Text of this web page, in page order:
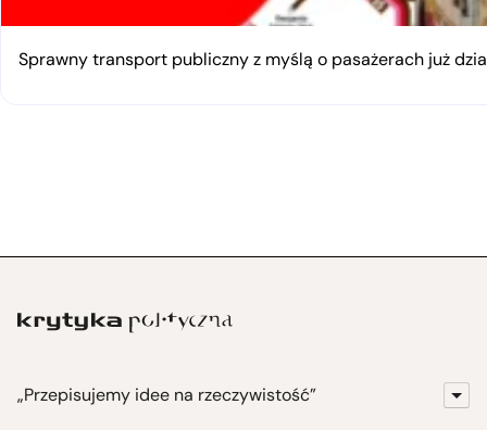
Sprawny transport publiczny z myślą o pasażerach już
„Przepisujemy idee na rzeczywistość”